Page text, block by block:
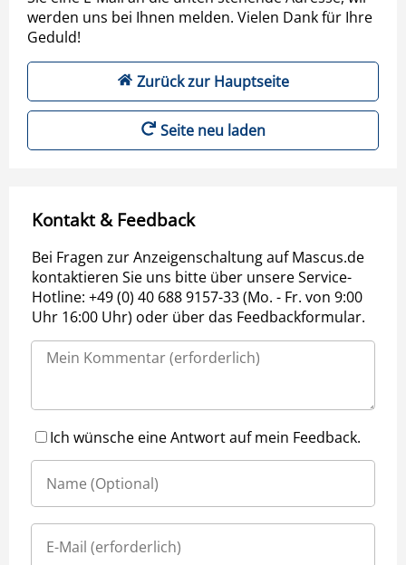
werden uns bei Ihnen melden. Vielen Dank für Ihre
Geduld!
Zurück zur Hauptseite
Seite neu laden
Kontakt & Feedback
Bei Fragen zur Anzeigenschaltung auf Mascus.de
kontaktieren Sie uns bitte über unsere Service-
Hotline: +49 (0) 40 688 9157-33 (Mo. - Fr. von 9:00
Uhr 16:00 Uhr) oder über das Feedbackformular.
Ich wünsche eine Antwort auf mein Feedback.